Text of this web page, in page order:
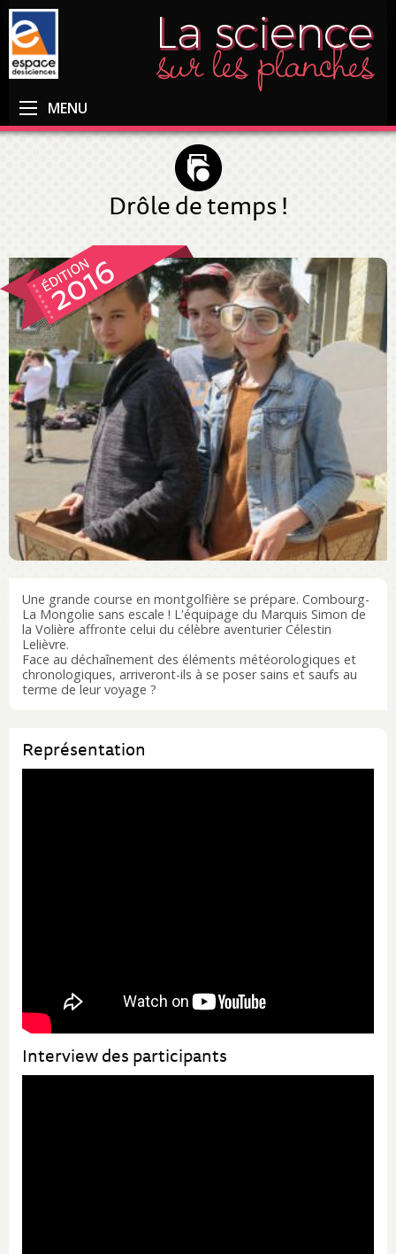
MENU
Drôle de temps !
2016
Une grande course en montgolfière se prépare. Combourg-
La Mongolie sans escale ! L'équipage du Marquis Simon de
la Volière affronte celui du célèbre aventurier Célestin
Lelièvre.
Face au déchaînement des éléments météorologiques et
chronologiques, arriveront-ils à se poser sains et saufs au
terme de leur voyage ?
Représentation
Interview des participants